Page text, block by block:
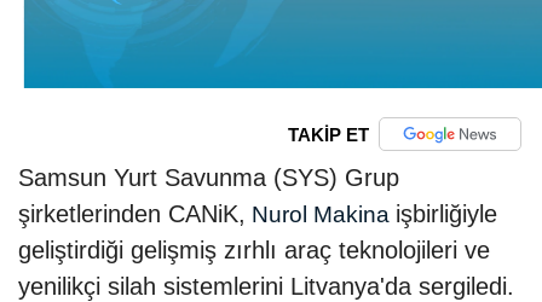
TAKİP ET
Samsun Yurt Savunma (SYS) Grup
şirketlerinden CANiK, Nurol Makina işbirliğiyle
geliştirdiği gelişmiş zırhlı araç teknolojileri ve
yenilikçi silah sistemlerini Litvanya'da sergiledi.